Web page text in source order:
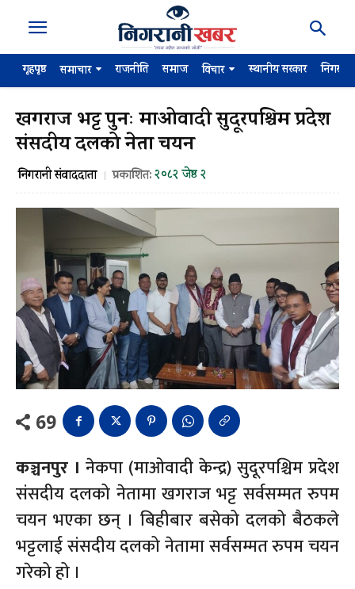
गृहपृष्ठ समाचार राजनीति समाज विचार स्थानीय सरकार
खगराज भट्ट पुनः माओवादी सुदूरपश्चिम प्रदेश
संसदीय दलको नेता चयन
निगरानी संवाददाता प्रकाशित:२०८२ जेष्ठ २
69
कञ्चनपुर । नेकपा (माओवादी केन्द्र) सुदूरपश्चिम प्रदेश
संसदीय दलको नेतामा खगराज भट्ट सर्वसम्मत रुपम
चयन भएका छन् । बिहीबार बसेको दलको बैठकले
भट्टलाई संसदीय दलको नेतामा सर्वसम्मत रुपम चयन
गरेको हो ।